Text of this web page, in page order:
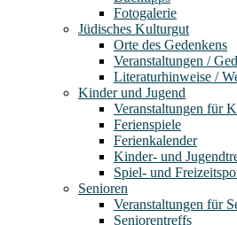
Fotogalerie
Jüdisches Kulturgut
Orte des Gedenkens
Veranstaltungen /
Literaturhinweise /
Kinder und Jugend
Veranstaltungen für
Ferienspiele
Ferienkalender
Kinder- und
Spiel- und
Senioren
Veranstaltungen für
Seniorentreffs